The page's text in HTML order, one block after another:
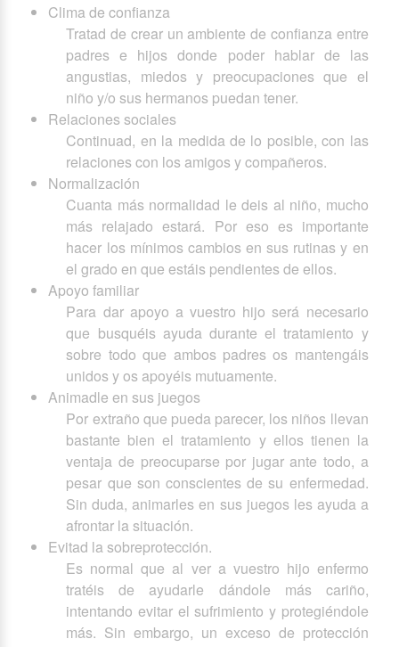
Clima de confianza
Tratad de crear un ambiente de confianza entre
padres e hijos donde poder hablar de las
angustias, miedos y preocupaciones que el
niño y/o sus hermanos puedan tener.
Relaciones sociales
Continuad, en la medida de lo posible, con las
relaciones con los amigos y compañeros.
Normalización
Cuanta más normalidad le deis al niño, mucho
más relajado estará. Por eso es importante
hacer los mínimos cambios en sus rutinas y en
el grado en que estáis pendientes de ellos.
Apoyo familiar
Para dar apoyo a vuestro hijo será necesario
que busquéis ayuda durante el tratamiento y
sobre todo que ambos padres os mantengáis
unidos y os apoyéis mutuamente.
Animadle en sus juegos
Por extraño que pueda parecer, los niños llevan
bastante bien el tratamiento y ellos tienen la
ventaja de preocuparse por jugar ante todo, a
pesar que son conscientes de su enfermedad.
Sin duda, animarles en sus juegos les ayuda a
afrontar la situación.
Evitad la sobreprotección.
Es normal que al ver a vuestro hijo enfermo
tratéis de ayudarle dándole más cariño,
intentando evitar el sufrimiento y protegiéndole
más. Sin embargo, un exceso de protección